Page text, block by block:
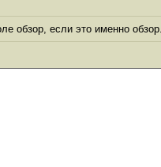
обзор, если это именно обзор.